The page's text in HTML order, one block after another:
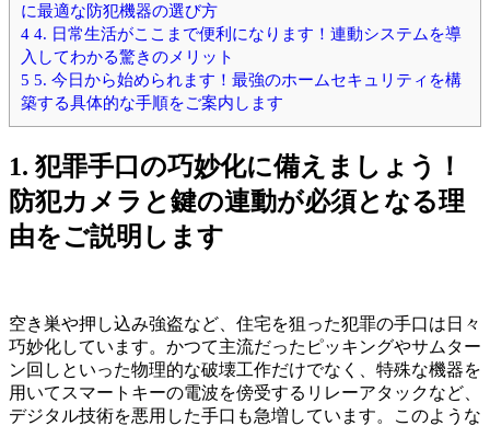
に最適な防犯機器の選び方
4 4. 日常生活がここまで便利になります！連動システムを導
入してわかる驚きのメリット
5 5. 今日から始められます！最強のホームセキュリティを構
築する具体的な手順をご案内します
1. 犯罪手口の巧妙化に備えましょう！
防犯カメラと鍵の連動が必須となる理
由をご説明します
空き巣や押し込み強盗など、住宅を狙った犯罪の手口は日々
巧妙化しています。かつて主流だったピッキングやサムター
ン回しといった物理的な破壊工作だけでなく、特殊な機器を
用いてスマートキーの電波を傍受するリレーアタックなど、
デジタル技術を悪用した手口も急増しています。このような